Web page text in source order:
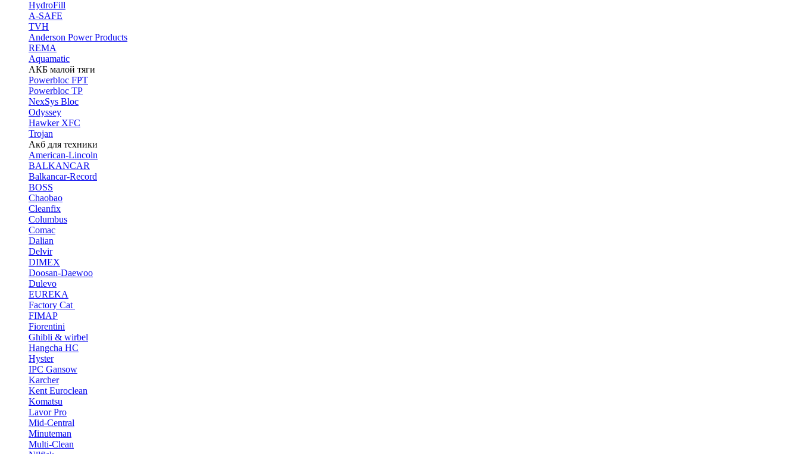
HydroFill
A-SAFE
TVH
Anderson Power Products
REMA
Aquamatic
АКБ малой тяги
Powerbloc FPT
Powerbloc TP
NexSys Bloc
Odyssey
Hawker XFC
Trojan
Акб для техники
American-Lincoln
BALKANCAR
Balkancar-Record
BOSS
Chaobao
Cleanfix
Columbus
Comac
Dalian
Delvir
DIMEX
Doosan-Daewoo
Dulevo
EUREKA
Factory Cat
FIMAP
Fiorentini
Ghibli & wirbel
Hangcha HC
Hyster
IPC Gansow
Karcher
Kent Euroclean
Komatsu
Lavor Pro
Mid-Central
Minuteman
Multi-Clean